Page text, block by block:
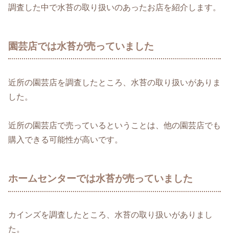
調査した中で水苔の取り扱いのあったお店を紹介します。
園芸店では水苔が売っていました
近所の園芸店を調査したところ、水苔の取り扱いがありま
した。
近所の園芸店で売っているということは、他の園芸店でも
購入できる可能性が高いです。
ホームセンターでは水苔が売っていました
カインズを調査したところ、水苔の取り扱いがありまし
た。